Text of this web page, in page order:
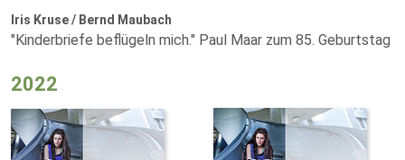
Iris Kruse / Bernd Maubach
"Kinderbriefe beflügeln mich." Paul Maar zum 85. Geburtstag
2022